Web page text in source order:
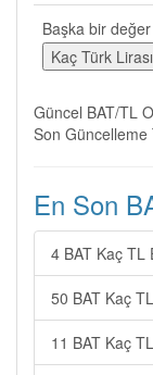
Başka bir
Güncel BAT/TL
Son
En Son
4 BAT Kaç TL
50 BAT Kaç
11 BAT Kaç